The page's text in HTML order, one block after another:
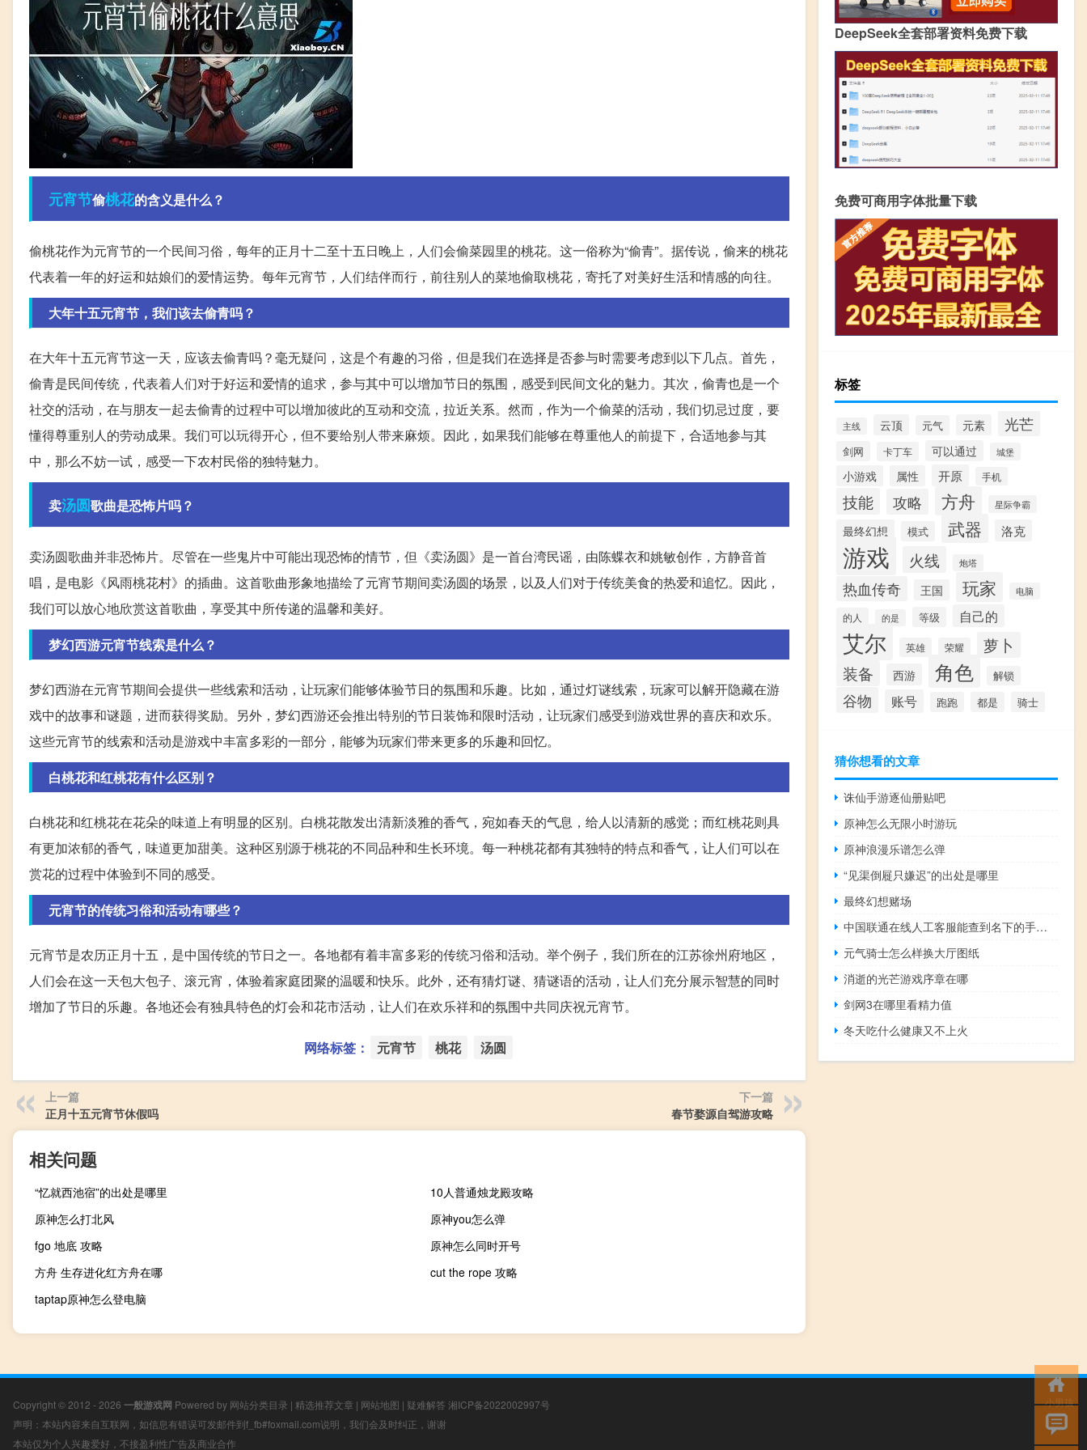
元宵节偷桃花的含义是什么？
偷桃花作为元宵节的一个民间习俗，每年的正月十二至十五日晚上，人们会偷菜园里的桃花。这一俗称为“偷青”。据传说，偷来的桃花
代表着一年的好运和姑娘们的爱情运势。每年元宵节，人们结伴而行，前往别人的菜地偷取桃花，寄托了对美好生活和情感的向往。
大年十五元宵节，我们该去偷青吗？
在大年十五元宵节这一天，应该去偷青吗？毫无疑问，这是个有趣的习俗，但是我们在选择是否参与时需要考虑到以下几点。首先，
偷青是民间传统，代表着人们对于好运和爱情的追求，参与其中可以增加节日的氛围，感受到民间文化的魅力。其次，偷青也是一个
社交的活动，在与朋友一起去偷青的过程中可以增加彼此的互动和交流，拉近关系。然而，作为一个偷菜的活动，我们切忌过度，要
懂得尊重别人的劳动成果。我们可以玩得开心，但不要给别人带来麻烦。因此，如果我们能够在尊重他人的前提下，合适地参与其
中，那么不妨一试，感受一下农村民俗的独特魅力。
卖汤圆歌曲是恐怖片吗？
卖汤圆歌曲并非恐怖片。尽管在一些鬼片中可能出现恐怖的情节，但《卖汤圆》是一首台湾民谣，由陈蝶衣和姚敏创作，方静音首
唱，是电影《风雨桃花村》的插曲。这首歌曲形象地描绘了元宵节期间卖汤圆的场景，以及人们对于传统美食的热爱和追忆。因此，
我们可以放心地欣赏这首歌曲，享受其中所传递的温馨和美好。
梦幻西游元宵节线索是什么？
梦幻西游在元宵节期间会提供一些线索和活动，让玩家们能够体验节日的氛围和乐趣。比如，通过灯谜线索，玩家可以解开隐藏在游
戏中的故事和谜题，进而获得奖励。另外，梦幻西游还会推出特别的节日装饰和限时活动，让玩家们感受到游戏世界的喜庆和欢乐。
这些元宵节的线索和活动是游戏中丰富多彩的一部分，能够为玩家们带来更多的乐趣和回忆。
白桃花和红桃花有什么区别？
白桃花和红桃花在花朵的味道上有明显的区别。白桃花散发出清新淡雅的香气，宛如春天的气息，给人以清新的感觉；而红桃花则具
有更加浓郁的香气，味道更加甜美。这种区别源于桃花的不同品种和生长环境。每一种桃花都有其独特的特点和香气，让人们可以在
赏花的过程中体验到不同的感受。
元宵节的传统习俗和活动有哪些？
元宵节是农历正月十五，是中国传统的节日之一。各地都有着丰富多彩的传统习俗和活动。举个例子，我们所在的江苏徐州府地区，
人们会在这一天包大包子、滚元宵，体验着家庭团聚的温暖和快乐。此外，还有猜灯谜、猜谜语的活动，让人们充分展示智慧的同时
增加了节日的乐趣。各地还会有独具特色的灯会和花市活动，让人们在欢乐祥和的氛围中共同庆祝元宵节。
网络标签： 元宵节 桃花 汤圆
上一篇
正月十五元宵节休假吗
下一篇
春节婺源自驾游攻略
相关问题
“忆就西池宿”的出处是哪里
10人普通烛龙殿攻略
原神怎么打北风
原神you怎么弹
fgo 地底 攻略
原神怎么同时开号
方舟 生存进化红方舟在哪
cut the rope 攻略
taptap原神怎么登电脑
DeepSeek全套部署资料免费下载
免费可商用字体批量下载
标签
主线 云顶 元气 元素 光芒
剑网 卡丁车 可以通过 城堡
小游戏 属性 开原 手机
技能 攻略 方舟 星际争霸
最终幻想 模式 武器 洛克
游戏 火线 炮塔
热血传奇 王国 玩家 电脑
的人 的是 等级 自己的
艾尔 英雄 荣耀
萝卜
装备
西游 角色 解锁
谷物 账号 跑跑 都是 骑士
猜你想看的文章
诛仙手游逐仙册贴吧
原神怎么无限小时游玩
原神浪漫乐谱怎么弹
“见渠倒屣只嫌迟”的出处是哪里
最终幻想赌场
中国联通在线人工客服能查到名下的手机号码吗（中国联通在线人工客服）
元气骑士怎么样换大厅图纸
消逝的光芒游戏序章在哪
剑网3在哪里看精力值
冬天吃什么健康又不上火
Copyright © 2012 - 2026 一般游戏网 Powered by 网站分类目录 | 精选推荐文章 | 网站地图 | 疑难解答 湘ICP备2022002997号
声明：本站内容来自互联网，如信息有错误可发邮件到f_fb#foxmail.com说明，我们会及时纠正，谢谢
本站仅为个人兴趣爱好，不接盈利性广告及商业合作
小男孩